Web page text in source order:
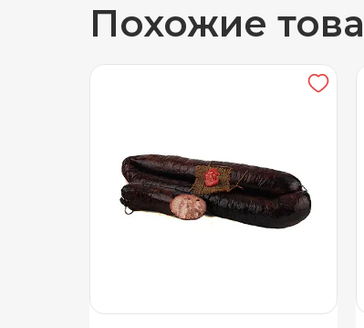
Похожие
Доставка
Добавить новый